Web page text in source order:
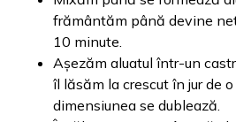
frământăm până devine
10 minute.
Așezăm aluatul într-un
îl lăsăm la crescut în jur de
dimensiunea se dublează.